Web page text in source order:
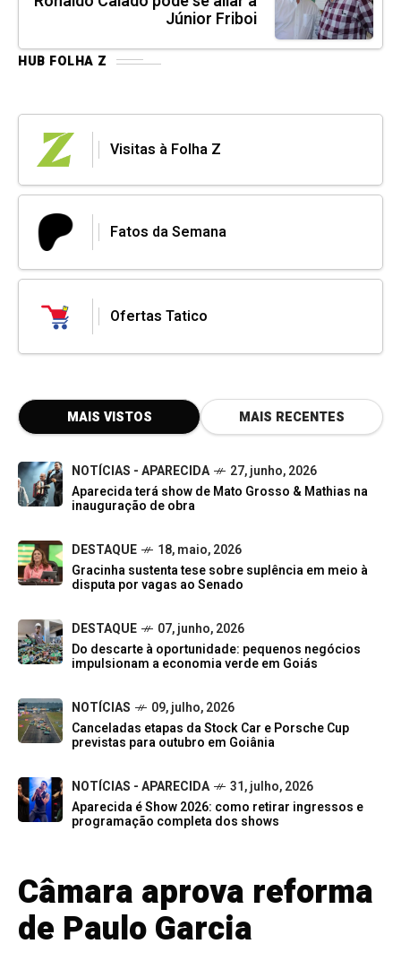
Júnior Friboi
HUB FOLHA Z
Visitas à Folha Z
Fatos da Semana
Ofertas Tatico
MAIS VISTOS MAIS RECENTES
NOTÍCIAS - APARECIDA
27, junho, 2026
Aparecida terá show de Mato Grosso & Mathias na
inauguração de obra
DESTAQUE
18, maio, 2026
Gracinha sustenta tese sobre suplência em meio à
disputa por vagas ao Senado
DESTAQUE
07, junho, 2026
Do descarte à oportunidade: pequenos negócios
impulsionam a economia verde em Goiás
NOTÍCIAS
09, julho, 2026
Canceladas etapas da Stock Car e Porsche Cup
previstas para outubro em Goiânia
NOTÍCIAS - APARECIDA
31, julho, 2026
Aparecida é Show 2026: como retirar ingressos e
programação completa dos shows
Câmara aprova reforma
de Paulo Garcia